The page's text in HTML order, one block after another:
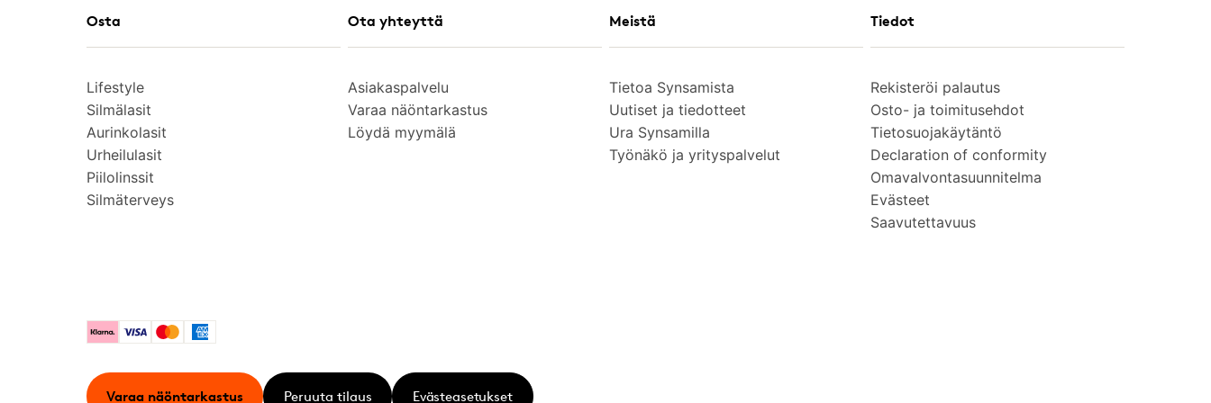
Osta
Lifestyle
Silmälasit
Aurinkolasit
Urheilulasit
Piilolinssit
Silmäterveys
Ota yhteyttä
Asiakaspalvelu
Varaa näöntarkastus
Löydä myymälä
Meistä
Tietoa Synsamista
Uutiset ja tiedotteet
Ura Synsamilla
Työnäkö ja yrityspalvelut
Tiedot
Rekisteröi palautus
Osto- ja toimitusehdot
Tietosuojakäytäntö
Declaration of conformity
Omavalvontasuunnitelma
Evästeet
Saavutettavuus
KlarnaVisa MastercardAmerican Express
Varaa näöntarkastus Peruuta tilaus Evästeasetukset